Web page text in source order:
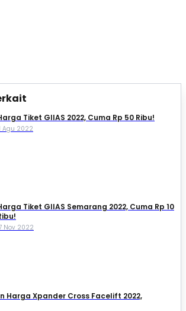
Tiket GIIAS 2022, Cuma Rp 50 Ribu!
Agu 2022
Tiket GIIAS Semarang 2022, Cuma Rp 10
Nov 2022
Harga Xpander Cross Facelift 2022,